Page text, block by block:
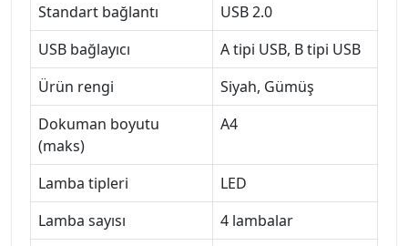
Standart bağlantı
USB 2.0
USB bağlayıcı
A tipi USB, B tipi USB
Ürün rengi
Siyah, Gümüş
Dokuman boyutu
(maks)
A4
Lamba tipleri
LED
Lamba sayısı
4 lambalar